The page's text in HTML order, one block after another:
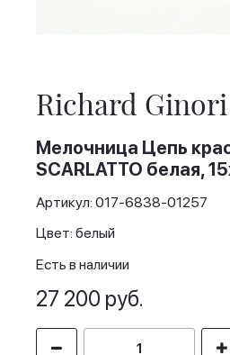
beginning
of
the
images
gallery
Richard Ginori
Мелочница Цепь
SCARLATTO белая,
Артикул: 017-6838-01257
Цвет: белый
Есть в наличии
27 200 руб.